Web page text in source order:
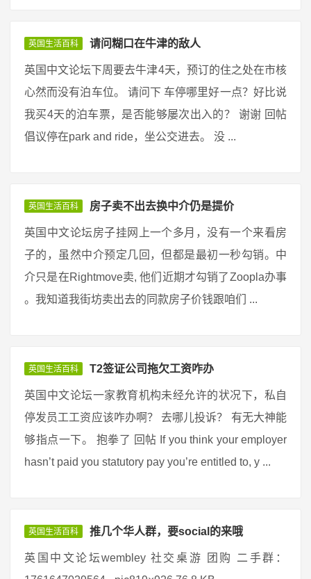
英国生活百科 请问糊口在牛津的敌人
英国中文论坛下周要去牛津4天，预订的住之处在市核
心然而没有泊车位。 请问下 车停哪里好一点？好比说
我买4天的泊车票，是否能够屡次出入的？ 谢谢 回帖
倡议停在park and ride，坐公交进去。 没 ...
英国生活百科 房子卖不出去换中介仍是提价
英国中文论坛房子挂网上一个多月，没有一个来看房
子的，虽然中介预定几回，但都是最初一秒勾销。中
介只是在Rightmove卖, 他们近期才勾销了Zoopla办事
。我知道我街坊卖出去的同款房子价钱跟咱们 ...
英国生活百科 T2签证公司拖欠工资咋办
英国中文论坛一家教育机构未经允许的状况下，私自
停发员工工资应该咋办啊？ 去哪儿投诉？ 有无大神能
够指点一下。 抱拳了 回帖 If you think your employer
hasn’t paid you statutory pay you’re entitled to, y ...
英国生活百科 推几个华人群，要social的来哦
英国中文论坛wembley 社交桌游 团购 二手群：